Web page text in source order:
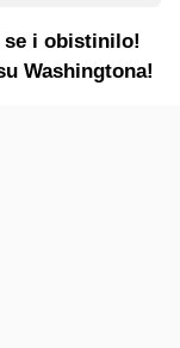
se i obistinilo!
Washingtona!